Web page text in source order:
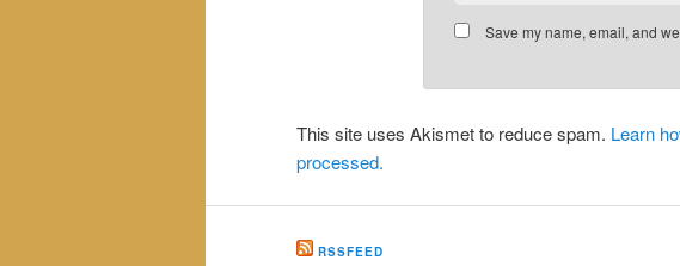
Save my name, email, and
This site uses Akismet to reduce spam. Learn
processed.
RSSFEED